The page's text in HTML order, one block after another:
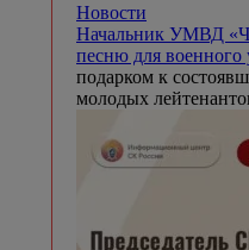
Новости
Начальник УМВД
песню для военного
подарком к
молодых